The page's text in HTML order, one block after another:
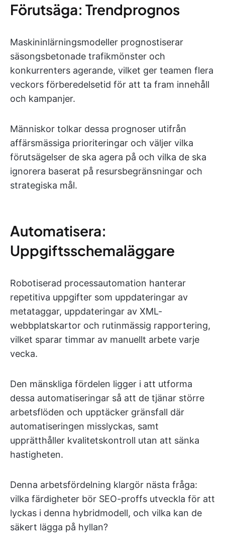
Förutsäga: Trendprognos
Maskininlärningsmodeller prognostiserar
säsongsbetonade trafikmönster och
konkurrenters agerande, vilket ger teamen flera
veckors förberedelsetid för att ta fram innehåll
och kampanjer.
Människor tolkar dessa prognoser utifrån
affärsmässiga prioriteringar och väljer vilka
förutsägelser de ska agera på och vilka de ska
ignorera baserat på resursbegränsningar och
strategiska mål.
Automatisera:
Uppgiftsschemaläggare
Robotiserad processautomation hanterar
repetitiva uppgifter som uppdateringar av
metataggar, uppdateringar av XML-
webbplatskartor och rutinmässig rapportering,
vilket sparar timmar av manuellt arbete varje
vecka.
Den mänskliga fördelen ligger i att utforma
dessa automatiseringar så att de tjänar större
arbetsflöden och upptäcker gränsfall där
automatiseringen misslyckas, samt
upprätthåller kvalitetskontroll utan att sänka
hastigheten.
Denna arbetsfördelning klargör nästa fråga:
vilka färdigheter bör SEO-proffs utveckla för att
lyckas i denna hybridmodell, och vilka kan de
säkert lägga på hyllan?